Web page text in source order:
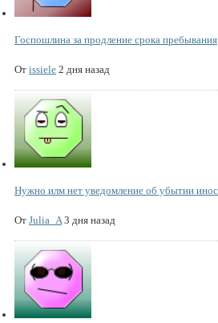
Госпошлина за продление срока пребывания
От issiele 2 дня назад
Нужно илм нет уведомление об убытии
От Julia_A 3 дня назад